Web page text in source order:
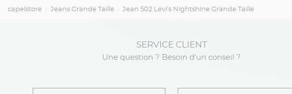
capelstore Jeans Grande Taille Jean 502 Levi's Nightshine Grande Taille
SERVICE CLIENT
Une question ? Besoin d'un conseil ?